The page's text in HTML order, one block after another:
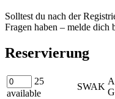
Solltest du nach der
Fragen haben – melde dich
Reservierung
Quantity25
available
SWAK